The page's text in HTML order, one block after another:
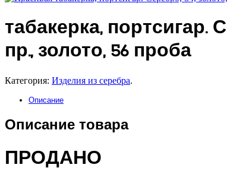
табакерка, портсигар.
пр., золото, 56 проба
Категория: Изделия из серебра.
Описание
Описание товара
ПРОДАНО